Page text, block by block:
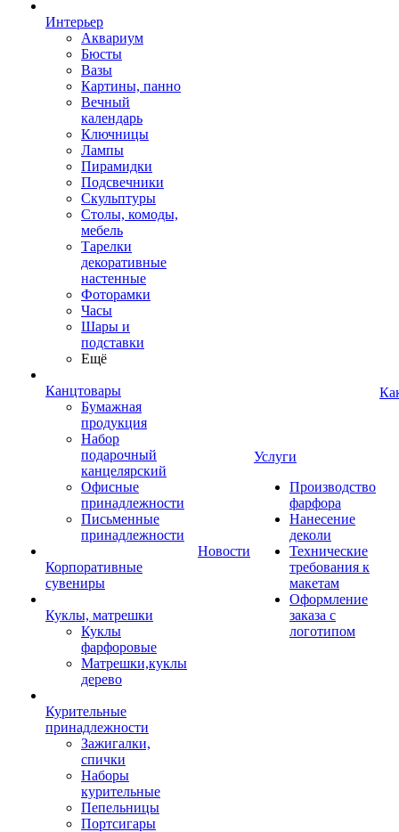
Интерьер
Аквариум
Бюсты
Вазы
Картины, панно
Вечный
календарь
Ключницы
Лампы
Пирамидки
Подсвечники
Скульптуры
Столы, комоды,
мебель
Тарелки
декоративные
настенные
Фоторамки
Часы
Шары и
подставки
Ещё
Канцтовары
Бумажная
продукция
Набор
подарочный
канцелярский
Офисные
принадлежности
Письменные
принадлежности
Корпоративные
сувениры
Куклы, матрешки
Куклы
фарфоровые
Матрешки,куклы
дерево
Курительные
принадлежности
Зажигалки,
спички
Наборы
курительные
Пепельницы
Портсигары
Новости
Услуги
Производство
фарфора
Нанесение
деколи
Технические
требования к
макетам
Оформление
заказа с
логотипом